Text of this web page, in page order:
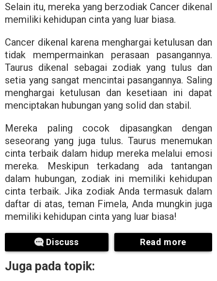
Selain itu, mereka yang berzodiak Cancer dikenal
memiliki kehidupan cinta yang luar biasa.
Cancer dikenal karena menghargai ketulusan dan
tidak mempermainkan perasaan pasangannya.
Taurus dikenal sebagai zodiak yang tulus dan
setia yang sangat mencintai pasangannya. Saling
menghargai ketulusan dan kesetiaan ini dapat
menciptakan hubungan yang solid dan stabil.
Mereka paling cocok dipasangkan dengan
seseorang yang juga tulus. Taurus menemukan
cinta terbaik dalam hidup mereka melalui emosi
mereka. Meskipun terkadang ada tantangan
dalam hubungan, zodiak ini memiliki kehidupan
cinta terbaik. Jika zodiak Anda termasuk dalam
daftar di atas, teman Fimela, Anda mungkin juga
memiliki kehidupan cinta yang luar biasa!
Discuss Read more
Juga pada topik: